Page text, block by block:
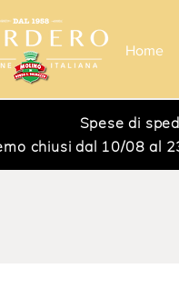
Home
Spese di
chiusi dal 10/08 al